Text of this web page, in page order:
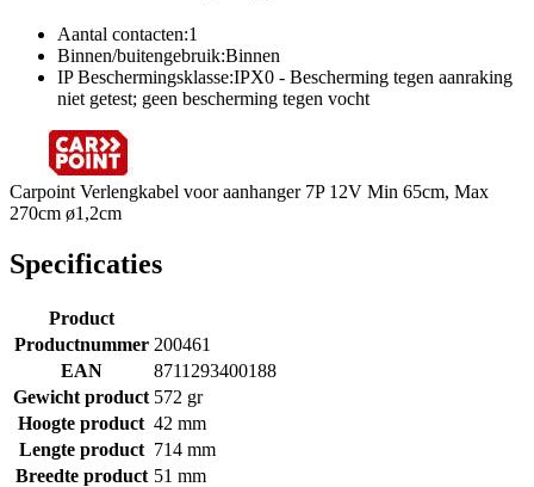
Aantal contacten:1
Binnen/buitengebruik:Binnen
IP Beschermingsklasse:IPX0 - Bescherming tegen aanraking
niet getest; geen bescherming tegen vocht
Carpoint Verlengkabel voor aanhanger 7P 12V Min 65cm, Max
270cm ø1,2cm
Specificaties
Product
Productnummer 200461
EAN
8711293400188
Gewicht product 572 gr
Hoogte product 42 mm
Lengte product 714 mm
Breedte product 51 mm